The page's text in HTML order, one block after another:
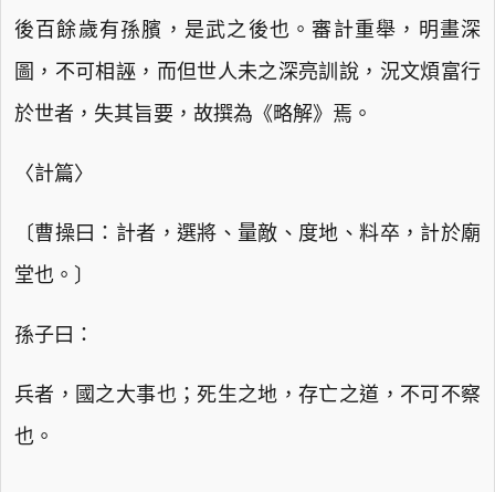
後百餘歲有孫臏，是武之後也。審計重舉，明畫深
圖，不可相誣，而但世人未之深亮訓說，況文煩富行
於世者，失其旨要，故撰為《略解》焉。
〈計篇〉
〔曹操曰：計者，選將、量敵、度地、料卒，計於廟
堂也。〕
孫子曰：
兵者，國之大事也；死生之地，存亡之道，不可不察
也。